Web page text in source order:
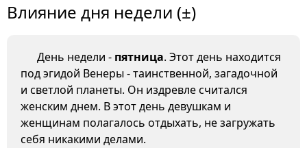
Влияние дня недели (±)
День недели - пятница. Этот день находится
под эгидой Венеры - таинственной, загадочной
и светлой планеты. Он издревле считался
женским днем. В этот день девушкам и
женщинам полагалось отдыхать, не загружать
себя никакими делами.